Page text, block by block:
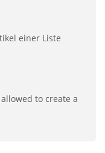
einer Liste
to create a